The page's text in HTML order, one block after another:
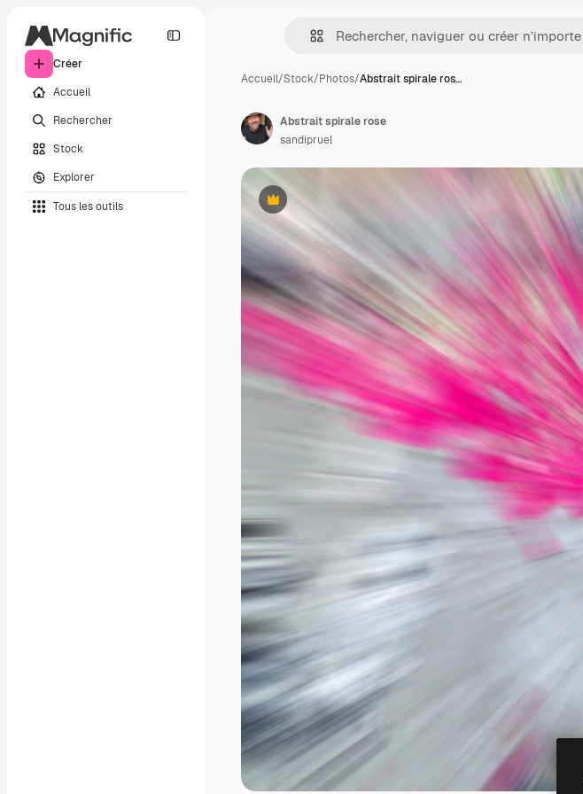
Créer
Accueil
Rechercher
Stock
Explorer
Tous les outils
Accueil/Stock/Photos/Abstrait spirale ros…
Premium
Abstrait spirale rose
sandipruel